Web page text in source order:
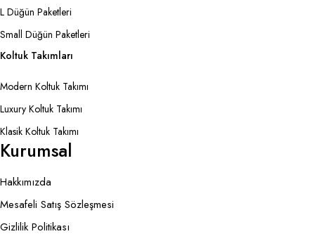
L Düğün Paketleri
Small Düğün Paketleri
Koltuk Takımları
Modern Koltuk Takımı
Luxury Koltuk Takımı
Klasik Koltuk Takımı
Kurumsal
Hakkımızda
Mesafeli Satış Sözleşmesi
Gizlilik Politikası